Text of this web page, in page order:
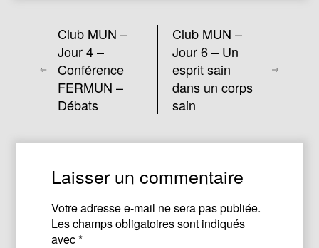
Club MUN –
Jour 4 –
Conférence
FERMUN –
Débats
Club MUN –
Jour 6 – Un
esprit sain
dans un corps
sain
Laisser un commentaire
Votre adresse e-mail ne sera pas publiée.
Les champs obligatoires sont indiqués
avec*